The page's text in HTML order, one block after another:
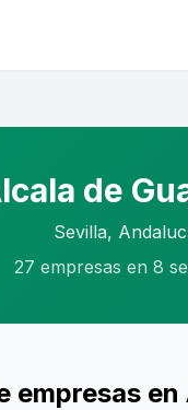
de
Sevilla,
27 empresas en 8
empresas en